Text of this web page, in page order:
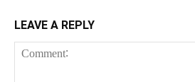
LEAVE A REPLY